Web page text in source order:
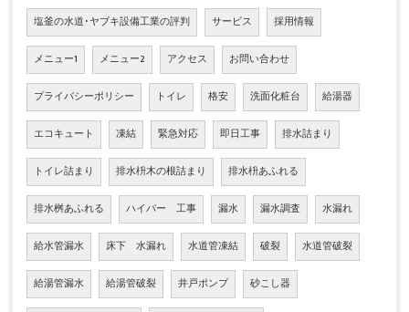
塩釜の水道･ヤブキ設備工業の評判 サービス 採用情報
メニュー1 メニュー2 アクセス お問い合わせ
プライバシーポリシー トイレ 格安 洗面化粧台 給湯器
エコキュート 凍結 緊急対応 即日工事 排水詰まり
トイレ詰まり 排水枡木の根詰まり 排水枡あふれる
排水桝あふれる ハイパー 工事 漏水 漏水調査 水漏れ
給水管漏水 床下 水漏れ 水道管凍結 破裂 水道管破裂
給湯管漏水 給湯管破裂 井戸ポンプ 砂こし器